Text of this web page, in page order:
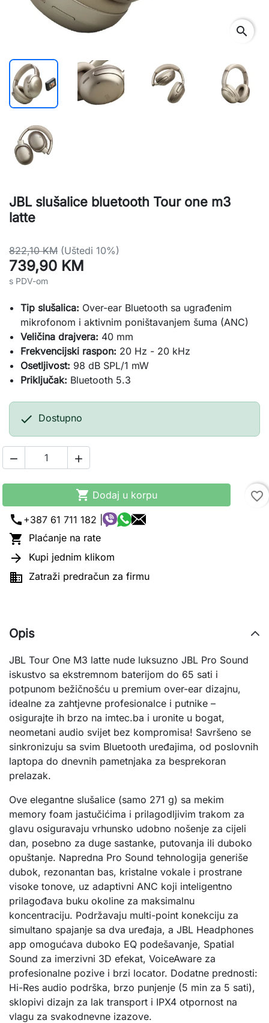
search
JBL slušalice bluetooth Tour one m3
latte
822,10 KM (Uštedi 10%)
739,90 KM
s PDV-om
Tip slušalica: Over-ear Bluetooth sa ugrađenim
mikrofonom i aktivnim poništavanjem šuma (ANC)
Veličina drajvera: 40 mm
Frekvencijski raspon: 20 Hz - 20 kHz
Osetljivost: 98 dB SPL/1 mW
Priključak: Bluetooth 5.3
 Dostupno
 
 Dodaj u korpu
favorite_border
call +387 61 711 182 |
 Plaćanje na rate
 Kupi jednim klikom
 Zatraži predračun za firmu
Opis
JBL Tour One M3 latte nude luksuzno JBL Pro Sound
iskustvo sa ekstremnom baterijom do 65 sati i
potpunom bežičnošću u premium over-ear dizajnu,
idealne za zahtjevne profesionalce i putnike –
osigurajte ih brzo na imtec.ba i uronite u bogat,
neometani audio svijet bez kompromisa! Savršeno se
sinkronizuju sa svim Bluetooth uređajima, od poslovnih
laptopa do dnevnih pametnjaka za besprekoran
prelazak.
Ove elegantne slušalice (samo 271 g) sa mekim
memory foam jastučićima i prilagodljivim trakom za
glavu osiguravaju vrhunsko udobno nošenje za cijeli
dan, posebno za duge sastanke, putovanja ili duboko
opuštanje. Napredna Pro Sound tehnologija generiše
dubok, rezonantan bas, kristalne vokale i prostrane
visoke tonove, uz adaptivni ANC koji inteligentno
prilagođava buku okoline za maksimalnu
koncentraciju. Podržavaju multi-point konekciju za
simultano spajanje sa dva uređaja, a JBL Headphones
app omogućava duboko EQ podešavanje, Spatial
Sound za imerzivni 3D efekat, VoiceAware za
profesionalne pozive i brzi locator. Dodatne prednosti:
Hi-Res audio podrška, brzo punjenje (5 min za 5 sati),
sklopivi dizajn za lak transport i IPX4 otpornost na
vlagu za svakodnevne izazove.